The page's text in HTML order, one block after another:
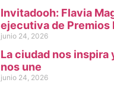
Invitadooh: Flavia
ejecutiva de Premios
junio 24, 2026
La ciudad nos inspira
nos une
junio 24, 2026